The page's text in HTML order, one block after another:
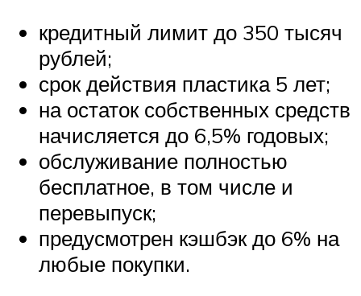
кредитный лимит до 350 тысяч
рублей;
срок действия пластика 5 лет;
на остаток собственных средств
начисляется до 6,5% годовых;
обслуживание полностью
бесплатное, в том числе и
перевыпуск;
предусмотрен кэшбэк до 6% на
любые покупки.